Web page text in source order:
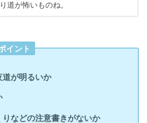
道が怖いものね。
イント
が明るいか
などの注意書きがないか